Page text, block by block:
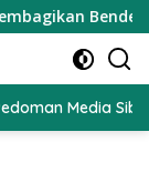
Bendera
Media